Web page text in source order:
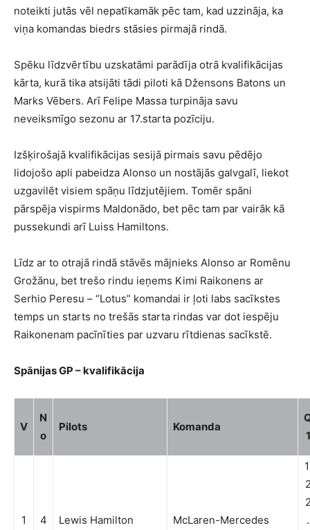
noteikti jutās vēl nepatīkamāk pēc tam, kad uzzināja, ka
viņa komandas biedrs stāsies pirmajā rindā.
Spēku līdzvērtību uzskatāmi parādīja otrā kvalifikācijas
kārta, kurā tika atsijāti tādi piloti kā Džensons Batons un
Marks Vēbers. Arī Felipe Massa turpināja savu
neveiksmīgo sezonu ar 17.starta pozīciju.
Izšķirošajā kvalifikācijas sesijā pirmais savu pēdējo
lidojošo apli pabeidza Alonso un nostājās galvgalī, liekot
uzgavilēt visiem spāņu līdzjutējiem. Tomēr spāni
pārspēja vispirms Maldonādo, bet pēc tam par vairāk kā
pussekundi arī Luiss Hamiltons.
Līdz ar to otrajā rindā stāvēs mājnieks Alonso ar Romēnu
Grožānu, bet trešo rindu ieņems Kimi Raikonens ar
Serhio Peresu – “Lotus” komandai ir ļoti labs sacīkstes
temps un starts no trešās starta rindas var dot iespēju
Raikonenam pacīnīties par uzvaru rītdienas sacīkstē.
Spānijas GP – kvalifikācija
V
N
o
Pilots Komanda
1
1 4 Lewis Hamilton McLaren-Mercedes
.